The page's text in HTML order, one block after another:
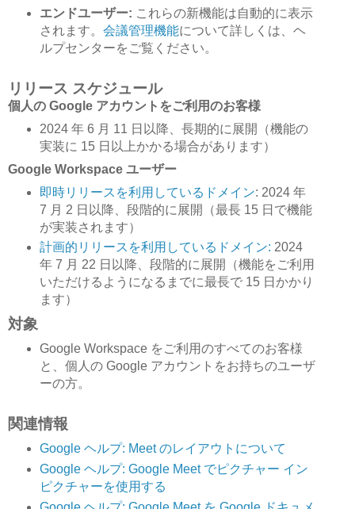
エンドユーザー: これらの新機能は自動的に表示
されます。 会議管理機能について詳しくは、ヘ
ルプセンターをご覧ください。
リリース スケジュール
個人の Google アカウントをご利用のお客様
2024 年 6 月 11 日以降、長期的に展開（機能の
実装に 15 日以上かかる場合があります）
Google Workspace ユーザー
即時リリースを利用しているドメイン: 2024 年
7 月 2 日以降、段階的に展開（最長 15 日で機能
が実装されます）
計画的リリースを利用しているドメイン: 2024
年 7 月 22 日以降、段階的に展開（機能をご利用
いただけるようになるまでに最長で 15 日かかり
ます）
対象
Google Workspace をご利用のすべてのお客様
と、個人の Google アカウントをお持ちのユーザ
ーの方。
関連情報
Google ヘルプ: Meet のレイアウトについて
Google ヘルプ: Google Meet でピクチャー イン
ピクチャーを使用する